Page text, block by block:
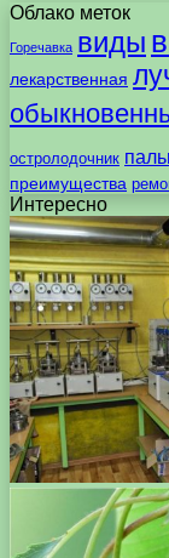
Облако меток
Горечавка виды
лекарственная
остролодочник
преимущества
Интересно